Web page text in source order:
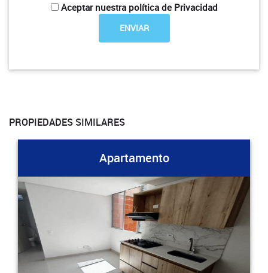
Aceptar nuestra política de Privacidad
PROPIEDADES SIMILARES
Apartamento